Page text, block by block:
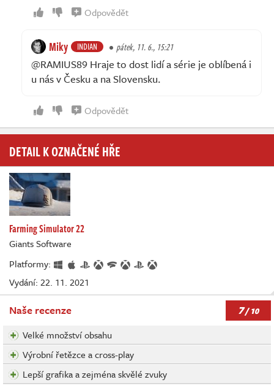
Odpovědět
Miky INDIAN pátek, 11. 6., 15:21
@RAMIUS89 Hraje to dost lidí a série je oblíbená i
u nás v Česku a na Slovensku.
Odpovědět
DETAIL K OZNAČENÉ HŘE
Farming Simulator 22
Giants Software
Platformy:
Vydání: 22. 11. 2021
Naše recenze 7/ 10
Velké množství obsahu
Výrobní řetězce a cross-play
Lepší grafika a zejména skvělé zvuky